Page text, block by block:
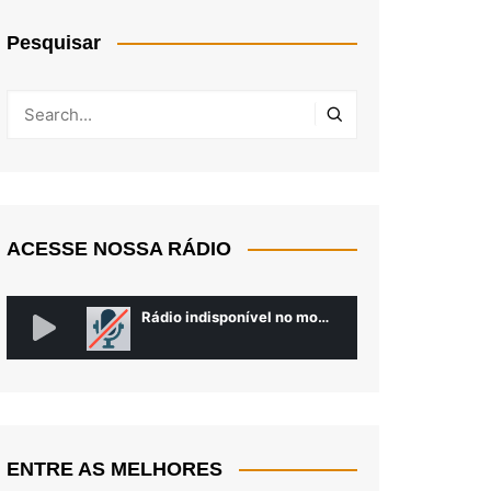
Pesquisar
ACESSE NOSSA RÁDIO
ENTRE AS MELHORES